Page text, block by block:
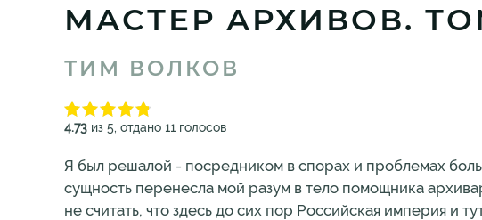
МАСТЕР АРХИВОВ.
ТИМ ВОЛКОВ
4.73 из 5, отдано 11 голосов
Я был решалой - посредником в спорах и проблемах
сущность перенесла мой разум в тело помощника
не считать, что здесь до сих пор Российская империя и